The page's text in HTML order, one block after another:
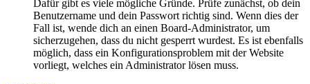
Dafür gibt es viele mögliche Gründe. Prüfe zunächst, ob dein
Benutzername und dein Passwort richtig sind. Wenn dies der
Fall ist, wende dich an einen Board-Administrator, um
sicherzugehen, dass du nicht gesperrt wurdest. Es ist ebenfalls
möglich, dass ein Konfigurationsproblem mit der Website
vorliegt, welches ein Administrator lösen muss.